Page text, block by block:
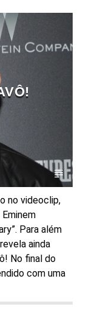
no videoclip,
Para além
ainda
No final do
com uma